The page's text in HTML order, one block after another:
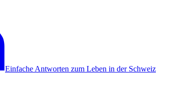
Einfache Antworten zum Leben in der Schweiz